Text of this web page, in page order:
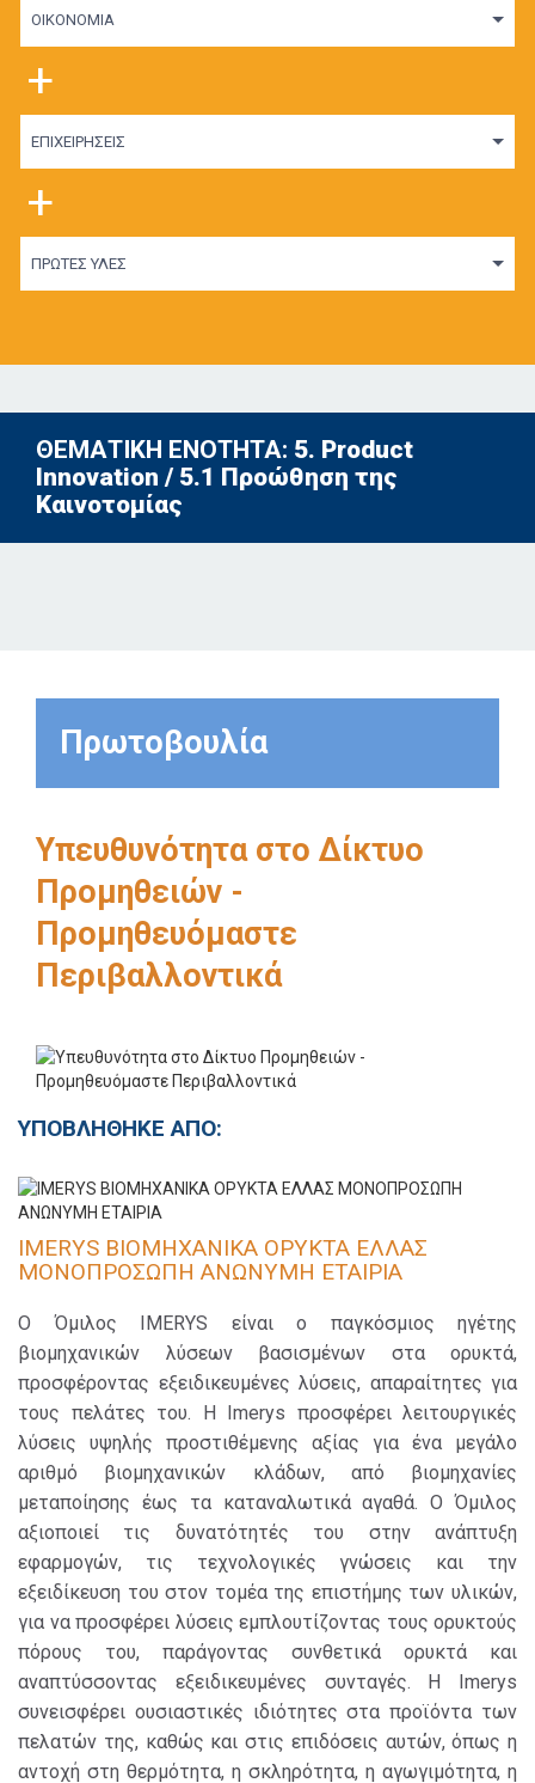
ΟΙΚΟΝΟΜΙΑ
+
ΕΠΙΧΕΙΡΗΣΕΙΣ
+
ΠΡΩΤΕΣ ΥΛΕΣ
ΘΕΜΑΤΙΚΗ ΕΝΟΤΗΤΑ: 5. Product
Innovation / 5.1 Προώθηση της
Καινοτομίας
Πρωτοβουλία
Υπευθυνότητα στο Δίκτυο
Προμηθειών -
Προμηθευόμαστε
Περιβαλλοντικά
ΥΠΟΒΛΗΘΗΚΕ ΑΠΟ:
IMERYS ΒΙΟΜΗΧΑΝΙΚΑ ΟΡΥΚΤΑ ΕΛΛΑΣ
ΜΟΝΟΠΡΟΣΩΠΗ ΑΝΩΝΥΜΗ ΕΤΑΙΡΙΑ
O Όμιλος ΙΜΕRYS είναι ο παγκόσμιος ηγέτης
βιομηχανικών λύσεων βασισμένων στα ορυκτά,
προσφέροντας εξειδικευμένες λύσεις, απαραίτητες για
τους πελάτες του. Η Imerys προσφέρει λειτουργικές
λύσεις υψηλής προστιθέμενης αξίας για ένα μεγάλο
αριθμό βιομηχανικών κλάδων, από βιομηχανίες
μεταποίησης έως τα καταναλωτικά αγαθά. Ο Όμιλος
αξιοποιεί τις δυνατότητές του στην ανάπτυξη
εφαρμογών, τις τεχνολογικές γνώσεις και την
εξειδίκευση του στον τομέα της επιστήμης των υλικών,
για να προσφέρει λύσεις εμπλουτίζοντας τους ορυκτούς
πόρους του, παράγοντας συνθετικά ορυκτά και
αναπτύσσοντας εξειδικευμένες συνταγές. Η Imerys
συνεισφέρει ουσιαστικές ιδιότητες στα προϊόντα των
πελατών της, καθώς και στις επιδόσεις αυτών, όπως η
αντοχή στη θερμότητα, η σκληρότητα, η αγωγιμότητα, η